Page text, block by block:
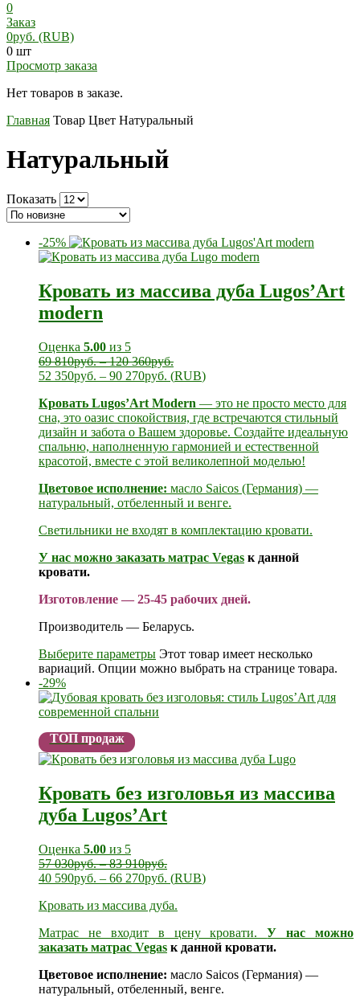
0
Заказ
0руб. (RUB)
0 шт
Просмотр заказа
Нет товаров в заказе.
Главная Товар Цвет Натуральный
Натуральный
Показать
-25%
Кровать из массива дуба Lugos’Art
modern
Оценка 5.00 из 5
69 810руб.–120 360руб.
52 350руб. – 90 270руб. (RUB)
Кровать Lugos’Art Modern — это не просто место для
сна, это оазис спокойствия, где встречаются стильный
дизайн и забота о Вашем здоровье. Создайте идеальную
спальню, наполненную гармонией и естественной
красотой, вместе с этой великолепной моделью!
Цветовое исполнение: масло Saicos (Германия) —
натуральный, отбеленный и венге.
Светильники не входят в комплектацию кровати.
У нас можно заказать матрас Vegas к данной
кровати.
Изготовление — 25-45 рабочих дней.
Производитель — Беларусь.
Выберите параметры Этот товар имеет несколько
вариаций. Опции можно выбрать на странице товара.
-29%
ТОП продаж
Кровать без изголовья из массива
дуба Lugos’Art
Оценка 5.00 из 5
57 030руб.–83 910руб.
40 590руб. – 66 270руб. (RUB)
Кровать из массива дуба.
Матрас не входит в цену кровати.У нас можно
заказать матрас Vegas к данной кровати.
Цветовое исполнение: масло Saicos (Германия) —
натуральный, отбеленный, венге.